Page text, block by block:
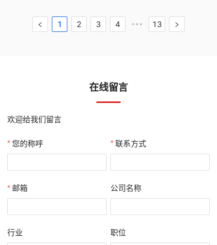
1 2 3 4 ••• 13
在线留言
欢迎给我们留言
您的称呼 联系方式
邮箱 公司名称
行业 职位